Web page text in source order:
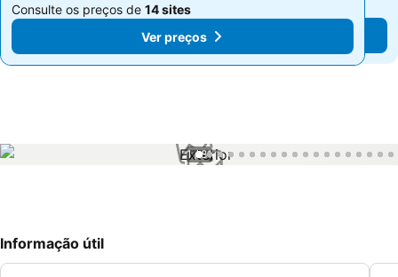
Consulte os preços de 14 sites
Ver preços
Consulte os preços de 14 sites
Ver preços
1 / 81
Informação útil